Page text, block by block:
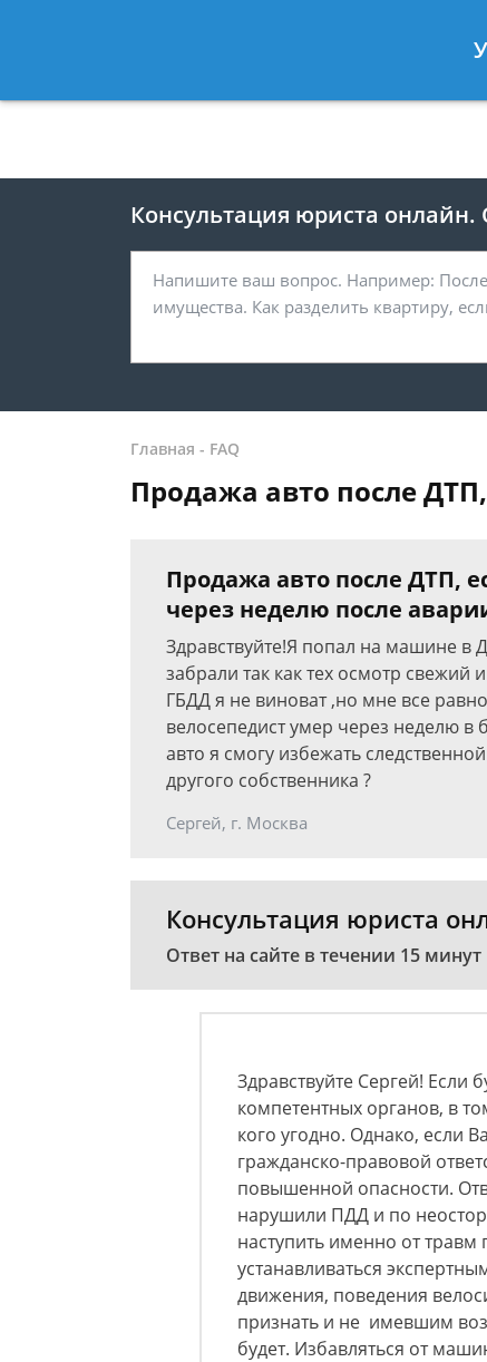
8 812 467-
Консультация юриста онлайн.
Главная - FAQ
Продажа авто после
Продажа авто после ДТП,
через неделю после
Здравствуйте!Я попал на машине в
забрали так как тех осмотр свежий
ГБДД я не виноват ,но мне все
велосепедист умер через неделю в
авто я смогу избежать
другого собственника ?
Сергей, г. Москва
Консультация юриста
Ответ на сайте в течении 15 минут
Здравствуйте Сергей!
компетентных органов, в
кого угодно. Однако, если
гражданско-правовой
повышенной опасности.
нарушили ПДД и по
наступить именно от
устанавливаться
движения, поведения
признать и не имевшим
будет. Избавляться от